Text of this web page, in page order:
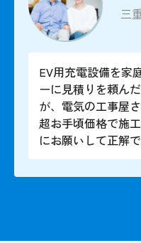
三
EV用充電設備を家
ーに見積りを頼ん
が、電気の工事屋
超お手頃価格で施
にお願いして正解